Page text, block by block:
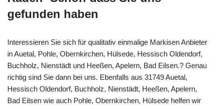
gefunden haben
Interessieren Sie sich für qualitativ einmalige Markisen Anbieter
in Auetal, Pohle, Obernkirchen, Hülsede, Hessisch Oldendorf,
Buchholz, Nienstädt und Heeßen, Apelern, Bad Eilsen.? Genau
richtig sind Sie dann bei uns. Ebenfalls aus 31749 Auetal,
Hessisch Oldendorf, Buchholz, Nienstädt, Heeßen, Apelern,
Bad Eilsen wie auch Pohle, Obernkirchen, Hülsede helfen wir